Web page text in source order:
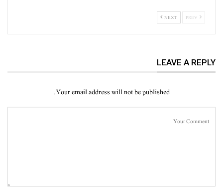
NEXT
LEAVE A REPLY
Your email address will not be published.